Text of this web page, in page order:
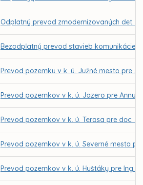
Odplatný prevod zmodernizovaných det.
Bezodplatný prevod stavieb komunikácie,
Prevod pozemku v k. ú. Južné mesto pre
Prevod pozemkov v k. ú. Jazero pre Annu
Prevod pozemkov v k. ú. Terasa pre doc.
Prevod pozemkov v k. ú. Severné mesto
Prevod pozemkov v k. ú. Huštáky pre Ing.